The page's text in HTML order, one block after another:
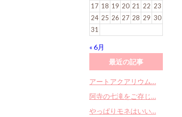
17 18 19 20 21 22 23
24 25 26 27 28 29 30
31
« 6月
最近の記事
アートアクアリウム…
阿寺の七滝をご存じ…
やっぱりモネはいい…